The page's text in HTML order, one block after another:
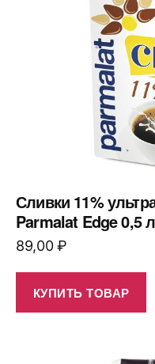
Сливки 11%
Parmalat Edge 0,5
89,00₽
КУПИТЬ ТОВАР